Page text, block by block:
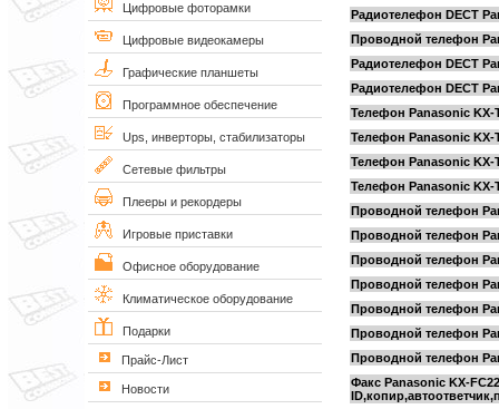
Цифровые фоторамки
Цифровые видеокамеры
Графические планшеты
Программное обеспечение
Ups, инверторы, стабилизаторы
Сетевые фильтры
Плееры и рекордеры
Игровые приставки
Офисное оборудование
Климатическое оборудование
Подарки
Прайс-Лист
Новости
Радиотелефон DECT
Проводной телефон
Радиотелефон DECT
Радиотелефон DECT
Телефон Panasonic KX-
Телефон Panasonic KX-
Телефон Panasonic KX-
Телефон Panasonic KX-
Проводной телефон
Проводной телефон
Проводной телефон
Проводной телефон
Проводной телефон
Проводной телефон
Проводной телефон
Факс Panasonic KX-